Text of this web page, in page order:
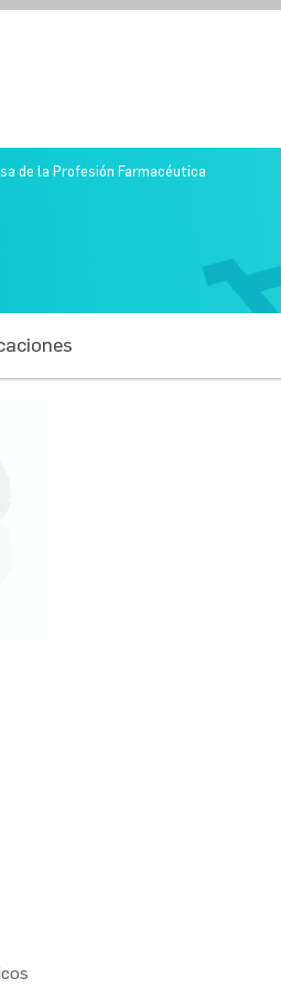
de la Profesión Farmacéutica